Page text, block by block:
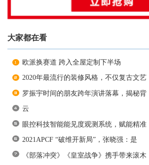
大家都在看
欧派换赛道 跨入全屋定制下半场
2020年最流行的装修风格，不仅复古文艺
罗振宇时间的朋友跨年演讲落幕，揭秘背
云
眼控科技智能能见度观测系统，赋能精准
2021APCF “破维开新局”，张晓强：是
《部落冲突》《皇室战争》携手带来滚木